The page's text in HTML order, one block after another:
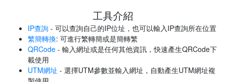
工具介紹
IP查詢 - 可以查詢自己的IP位址，也可以輸入IP查詢所在位置
繁簡轉換: 可進行繁轉簡或是簡轉繁
QRCode - 輸入網址或是任何其他資訊，快速產生QRCode下
載使用
UTM網址 - 選擇UTM參數並輸入網址，自動產生UTM網址複